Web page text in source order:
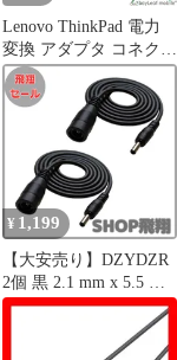
Lenovo ThinkPad 電力
変換 アダプタ コネクタ
20V 標準DCジャック
(メス) → 角型プラグ
(オス) レノボ
¥ 1,199
【大安売り】DZYDZR
2個 黒 2.1 mm x 5.5 mm
メス - 1.35 mm x 3.5
mmオスDCプラグ延長
コード変換プラグ 長さ